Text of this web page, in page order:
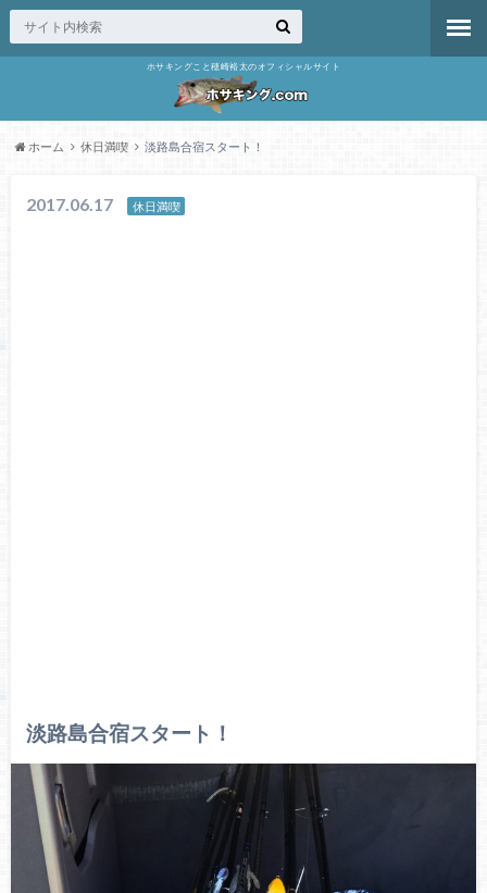
ホサキングこと穂崎裕太のオフィシャルサイト
ホーム 休日満喫 淡路島合宿スタート！
2017.06.17 休日満喫
淡路島合宿スタート！